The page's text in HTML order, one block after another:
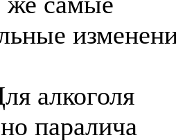
алкоголя
паралича